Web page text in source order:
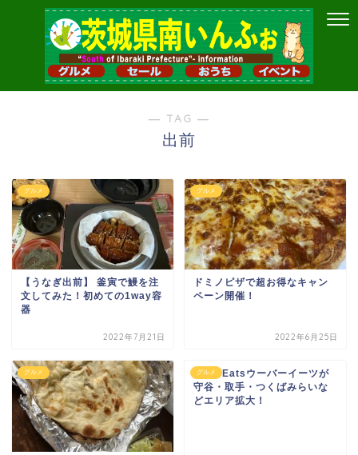
― TAG ―
出前
グルメ
【うなぎ出前】 釜寅で鰻を注
文してみた！初めての1way容
器
2022年7月21日
グルメ
ドミノピザで超お得なキャン
ペーン開催！
2022年6月25日
グルメ グルメ
Uber Eatsウーバーイーツが
守谷・取手・つくばみらいな
どエリア拡大！